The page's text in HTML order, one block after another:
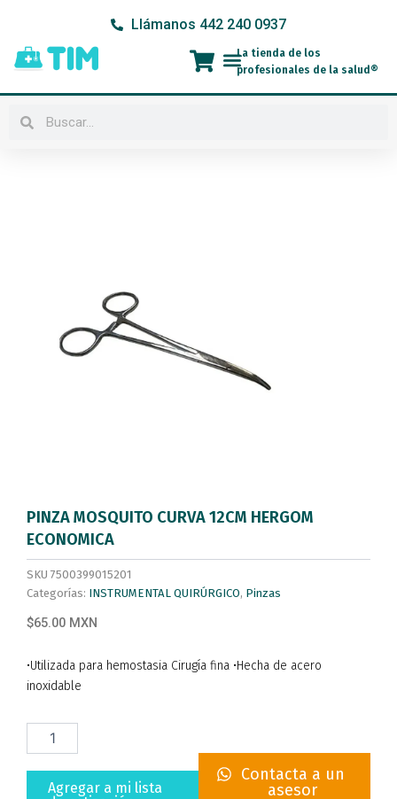
contenido
Llámanos 442 240 0937
Menú
La tienda de los
profesionales de la salud®
Buscar
PINZA MOSQUITO CURVA 12CM HERGOM
ECONOMICA
SKU 7500399015201
Categorías: INSTRUMENTAL QUIRÚRGICO, Pinzas
$65.00 MXN
•Utilizada para hemostasia Cirugía fina •Hecha de acero
inoxidable
PINZA
MOSQUITO
12CM
Agregar a mi lista
Contacta a un
asesor